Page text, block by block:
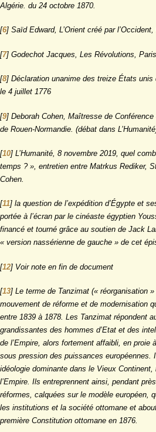
Algérie. du 24 octobre 1870.
[6] Saïd Edward, L’Orient créé par
[7] Godechot Jacques, Les Révolutions,
[8] Déclaration unanime des treize États unis
le 4 juillet 1776
[9] Deborah Cohen, Maîtresse de
de Rouen-Normandie. (débat dans
[10] L’Humanité, 8 novembre 2019, quel
temps ? », entretien entre Matrkus Rediker,
Cohen.
[11] la question de l’expédition d’Égypte et
portée à l’écran par le cinéaste égyptien
financé et tourné grâce au soutien de Jack
« version nassérienne de gauche » de cet
[12] Voir note en fin de document
[13] Le terme de Tanzimat (« réorganisation
mouvement de réforme et de modernisation
entre 1839 à 1878. Les Tanzimat répondent
grandissantes des hommes d’Etat et des
de l’Empire, alors fortement affaibli, en proie
sous pression des puissances européennes.
idéologie dominante dans le Vieux
l’Empire. Ils entreprennent ainsi, pendant
réformes, calquées sur le modèle européen,
les institutions et la société ottomane et
première Constitution ottomane en 1876.